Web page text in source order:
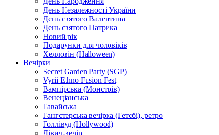
День Незалежності України
День святого Валентина
День святого Патрика
Новий рік
Подарунки для чоловіків
Хелловін (Halloween)
Вечірки
Secret Garden Party (SGP)
Vyrii Ethno Fusion Fest
Вампірська (Монстрів)
Венеціанська
Гавайська
Гангстерська вечірка (Гетсбі), ретро
Голлівуд (Hollywood)
Дівич-вечір